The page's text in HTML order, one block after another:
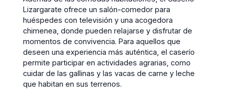
Lizargarate ofrece un salón-comedor para
huéspedes con televisión y una acogedora
chimenea, donde pueden relajarse y disfrutar de
momentos de convivencia. Para aquellos que
deseen una experiencia más auténtica, el caserío
permite participar en actividades agrarias, como
cuidar de las gallinas y las vacas de carne y leche
que habitan en sus terrenos.